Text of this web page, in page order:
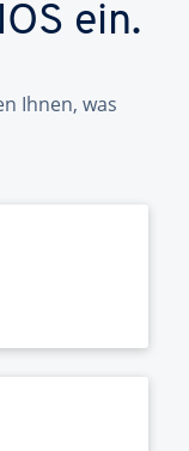
ein.
Ihnen, was